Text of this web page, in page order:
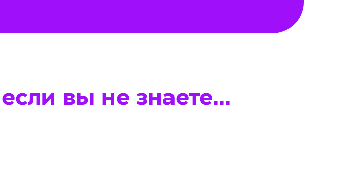
вы не знаете...